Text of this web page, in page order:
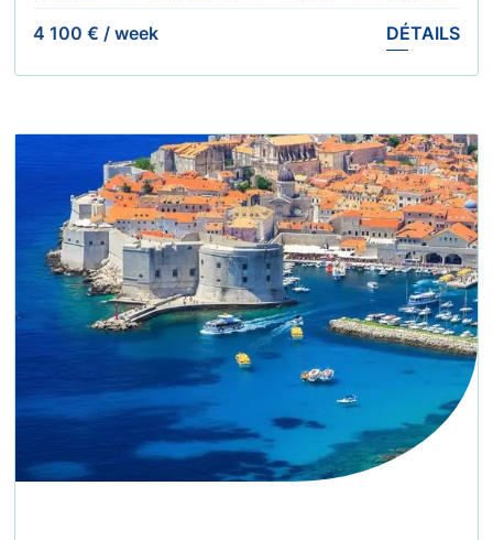
4 100 € / week DÉTAILS